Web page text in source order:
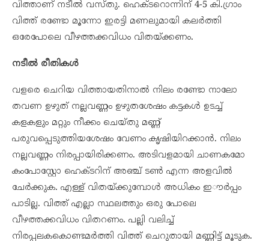
വിത്താണ് നടീല്‍ വസ്തു. ഹെക്ടറൊന്നിന് 4-5 കി.ഗ്രാം
വിത്ത്‌ രണ്ടോ മൂന്നോ ഇരട്ടി മണലുമായി കലര്‍ത്തി
ഒരേപോലെ വീഴത്തക്കവിധം വിതയ്ക്കണം.
നടീൽ രീതികൾ
വളരെ ചെറിയ വിത്തായതിനാൽ നിലം രണ്ടോ നാലോ
തവണ ഉഴുത്‌ നല്ലവണ്ണം ഉഴുതശേഷം കട്ടകൾ ഉടച്ച്
കളകളും മറ്റും നീക്കം ചെയ്തു മണ്ണ്
പരുവപ്പെടുത്തിയശേഷം വേണം കൃഷിയിറക്കാൻ. നിലം
നല്ലവണ്ണം നിരപ്പായിരിക്കണം. അടിവളമായി ചാണകമോ
കംപോസ്റ്റോ ഹെക്ടറിന് അഞ്ച് ടൺ എന്ന അളവിൽ
ചേർക്കുക. എള്ള് വിതയ്ക്കുമ്പോൾ അധികം ഇൗർപ്പം
പാടില്ല. വിത്ത് എല്ലാ സ്ഥലത്തും ഒരു പോലെ
വീഴത്തക്കവിധം വിതറണം. പല്ലി വലിച്ച്
നിരപ്പലകകൊണ്ടമര്‍ത്തി വിത്ത് ചെറുതായി മണ്ണിട്ട്‌ മൂടുക.